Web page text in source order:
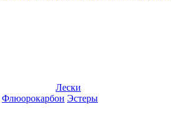
Лески
Флюорокарбон Эстеры